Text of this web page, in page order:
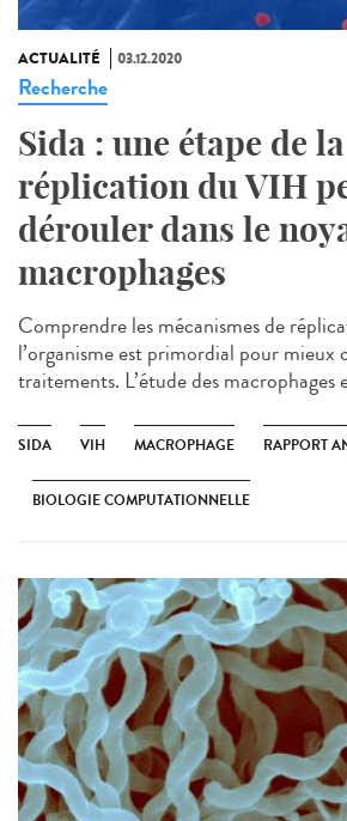
ACTUALITÉ 03.12.2020
Recherche
Sida : une étape de la
réplication du VIH
dérouler dans le
macrophages
Comprendre les mécanismes de
l’organisme est primordial pour mieux
traitements. L’étude des macrophages
SIDA VIH MACROPHAGE RAPPORT
BIOLOGIE COMPUTATIONNELLE